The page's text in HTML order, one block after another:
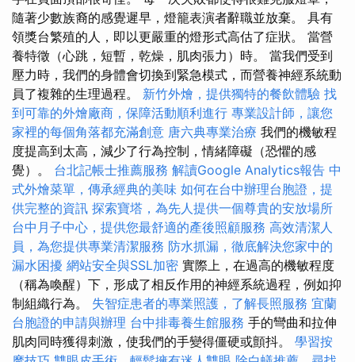
隨著少數族裔的感覺遲早，燈籠表演者辭職並放棄。 具有
領獎台繁殖的人，即以更嚴重的燈形式高估了症狀。 當營
養特徵（心跳，短暫，乾燥，肌肉張力）時。 當我們受到
壓力時，我們的身體會切換到緊急模式，而營養神經系統動
員了複雜的生理過程。 新竹外燴，提供獨特的餐飲體驗 找
到可靠的外燴廠商，保障活動順利進行 專業設計師，讓您
家裡的每個角落都充滿創意 唐六典專業治療 我們的機敏程
度提高到太高，減少了行為控制，情緒障礙（恐懼的感
覺）。 台北記帳士推薦服務 解讀Google Analytics報告 中
式外燴菜單，傳承經典的美味 如何在台中辦理台胞證，提
供完整的資訊 探索寶塔，為先人提供一個尊貴的安放場所
台中月子中心，提供您最舒適的產後照顧服務 高效清潔人
員，為您提供專業清潔服務 防水抓漏，徹底解決您家中的
漏水困擾 網站安全與SSL加密 實際上，在過高的機敏程度
（稱為喚醒）下，形成了相反作用的神經系統過程，例如抑
制組織行為。 失智症患者的專業照護，了解長照服務 宜蘭
台胞證的申請與辦理 台中排毒養生館服務 手的彎曲和拉伸
肌肉同時獲得刺激，使我們的手變得僵硬或顫抖。 學習按